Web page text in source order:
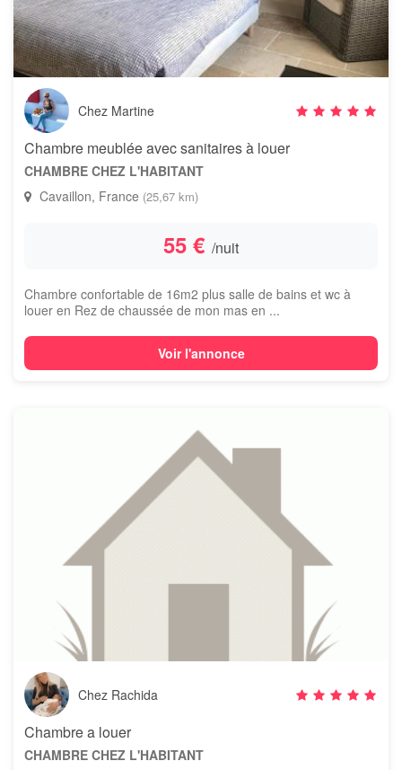
Chez Martine
Chambre meublée avec sanitaires à louer
CHAMBRE CHEZ L'HABITANT
Cavaillon, France (25,67 km)
55 € /nuit
Chambre confortable de 16m2 plus salle de bains et wc à
louer en Rez de chaussée de mon mas en ...
Voir l'annonce
Chez Rachida
Chambre a louer
CHAMBRE CHEZ L'HABITANT